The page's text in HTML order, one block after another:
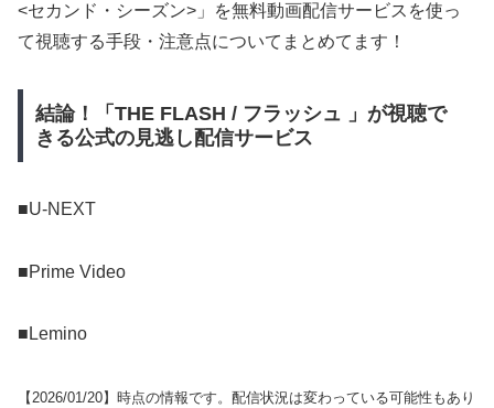
<セカンド・シーズン>」を無料動画配信サービスを使っ
て視聴する手段・注意点についてまとめてます！
結論！「THE FLASH / フラッシュ 」が視聴で
きる公式の見逃し配信サービス
■U-NEXT
■Prime Video
■Lemino
【2026/01/20】時点の情報です。配信状況は変わっている可能性もあり